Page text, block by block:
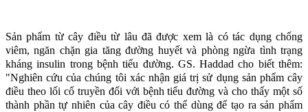
Sản phẩm từ cây điều từ lâu đã được xem là có tác dụng chống
viêm, ngăn chặn gia tăng đường huyết và phòng ngừa tình trạng
kháng insulin trong bệnh tiểu đường. GS. Haddad cho biết thêm:
"Nghiên cứu của chúng tôi xác nhận giá trị sử dụng sản phẩm cây
điều theo lối cổ truyền đối với bệnh tiểu đường và cho thấy một số
thành phần tự nhiên của cây điều có thể dùng để tạo ra sản phẩm